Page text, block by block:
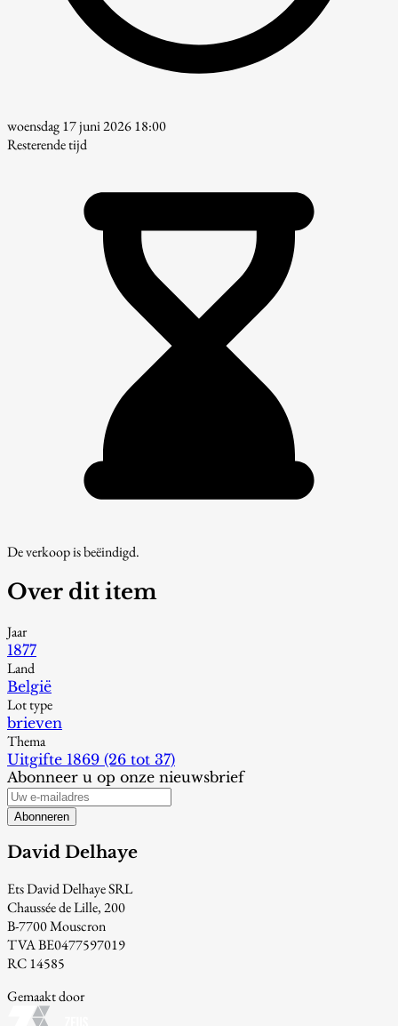
woensdag 17 juni 2026 18:00
Resterende tijd
De verkoop is beëindigd.
Over dit item
Jaar
1877
Land
België
Lot type
brieven
Thema
Uitgifte 1869 (26 tot 37)
Abonneer u op onze nieuwsbrief
Abonneren
David Delhaye
Ets David Delhaye SRL
Chaussée de Lille, 200
B-7700 Mouscron
TVA BE0477597019
RC 14585
Gemaakt door